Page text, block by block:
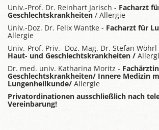
Univ.-Prof. Dr. Reinhart Jarisch - Facharzt
Geschlechtskrankheiten / Allergie
Univ.-Doz. Dr. Felix Wantke - Facharzt für
Allergie
Univ.-Prof. Priv.- Doz. Mag. Dr. Stefan Wöhrl
Haut- und Geschlechtskrankheiten /
Dr. med. univ. Katharina Moritz -
Geschlechtskrankheiten/ Innere Medizin
Lungenheilkunde/ Allergie
Privatordinationen ausschließlich nach
Vereinbarung!